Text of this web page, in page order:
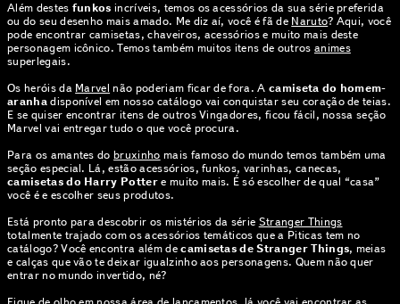
Além destes funkos incríveis, temos os acessórios da sua série preferida
ou do seu desenho mais amado. Me diz aí, você é fã de Naruto? Aqui, você
pode encontrar camisetas, chaveiros, acessórios e muito mais deste
personagem icônico. Temos também muitos itens de outros animes
superlegais.
Os heróis da Marvel não poderiam ficar de fora. Acamiseta do homem-
aranhadisponível em nosso catálogo vai conquistar seu coração de teias.
E se quiser encontrar itens de outros Vingadores, ficou fácil, nossa seção
Marvel vai entregar tudo o que você procura.
Para os amantes dobruxinho mais famoso do mundo temos também uma
seção especial. Lá, estão acessórios, funkos, varinhas, canecas,
camisetas do Harry Potter e muito mais. É só escolher de qual “casa”
você é e escolher seus produtos.
Está pronto para descobrir os mistérios da série Stranger Things
totalmente trajado com os acessórios temáticos que a Piticas tem no
catálogo? Você encontra além decamisetas de Stranger Things, meias
e calças que vão te deixar igualzinho aos personagens. Quem não quer
entrar no mundo invertido, né?